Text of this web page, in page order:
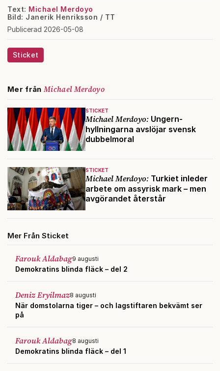
Text: Michael Merdoyo
Bild: Janerik Henriksson / TT
Publicerad 2026-05-08
Sticket
Mer frånMichael Merdoyo
STICKET
Michael Merdoyo: Ungern-
hyllningarna avslöjar svensk
dubbelmoral
STICKET
Michael Merdoyo: Turkiet inleder
arbete om assyrisk mark – men
avgörandet återstår
Mer Från Sticket
Farouk Aldabag9 augusti
Demokratins blinda fläck – del 2
Deniz Eryilmaz8 augusti
När domstolarna tiger – och lagstiftaren bekvämt ser
på
Farouk Aldabag8 augusti
Demokratins blinda fläck – del 1